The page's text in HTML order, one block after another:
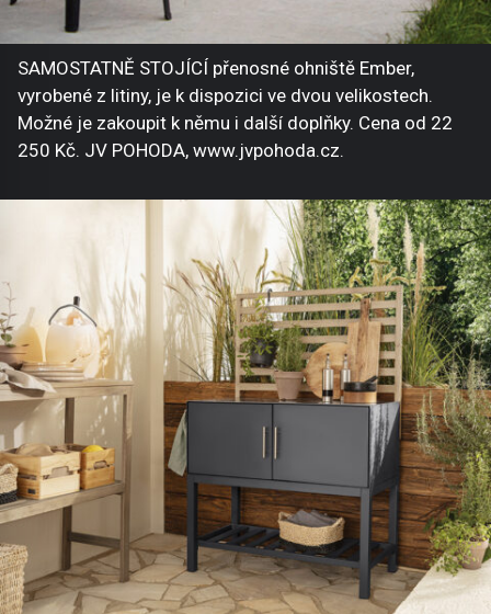
SAMOSTATNĚ STOJÍCÍ přenosné ohniště Ember,
vyrobené z litiny, je k dispozici ve dvou velikostech.
Možné je zakoupit k němu i další doplňky. Cena od 22
250 Kč. JV POHODA, www.jvpohoda.cz.